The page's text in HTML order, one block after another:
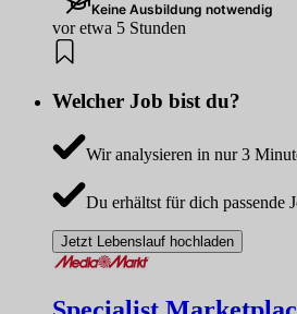
Keine Ausbildung notwendig
vor etwa 5 Stunden
Welcher Job bist du?
Wir analysieren in nur 3
Du erhältst für dich passende
Jetzt Lebenslauf hochladen